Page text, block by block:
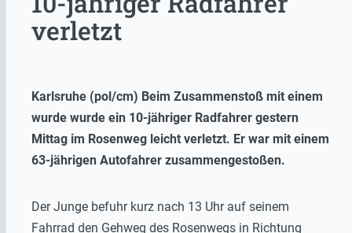
verletzt
Karlsruhe (pol/cm) Beim Zusammenstoß mit einem
wurde wurde ein 10-jähriger Radfahrer gestern
Mittag im Rosenweg leicht verletzt. Er war mit einem
63-jährigen Autofahrer zusammengestoßen.
Der Junge befuhr kurz nach 13 Uhr auf seinem
Fahrrad den Gehweg des Rosenwegs in Richtung